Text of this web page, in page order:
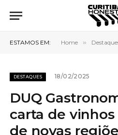
ESTAMOS EM: Home »
DESTAQUES 18/02/2025
DUQ
carta de
de novas